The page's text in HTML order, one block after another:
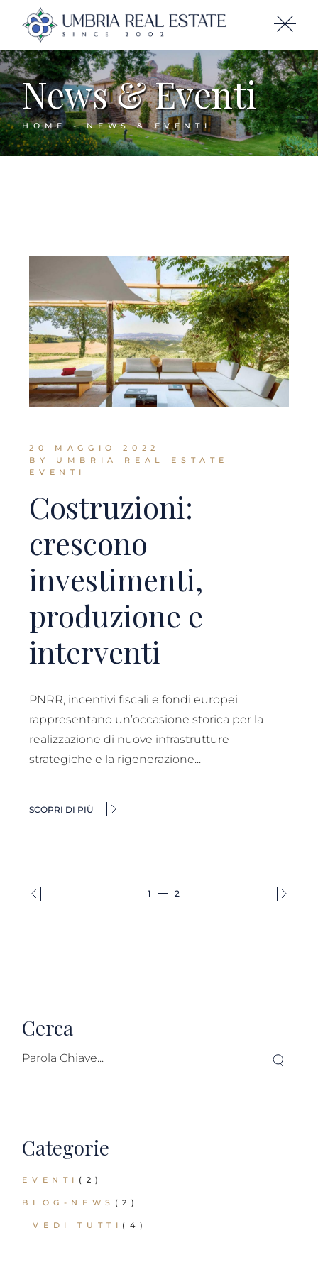
News & Eventi
HOME NEWS & EVENTI
20 MAGGIO 2022
BY UMBRIA REAL ESTATE
EVENTI
Costruzioni:
crescono
investimenti,
produzione e
interventi
PNRR, incentivi fiscali e fondi europei
rappresentano un’occasione storica per la
realizzazione di nuove infrastrutture
strategiche e la rigenerazione...
SCOPRI DI PIÙ
1 2
Cerca
Categorie
EVENTI (2)
BLOG-NEWS (2)
VEDI TUTTI (4)